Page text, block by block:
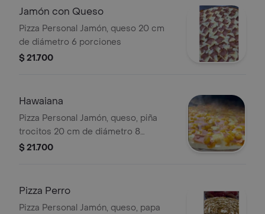
Jamón con Queso
Pizza Personal Jamón, queso 20 cm
de diámetro 6 porciones
$ 21.700
Hawaiana
Pizza Personal Jamón, queso, piña
trocitos 20 cm de diámetro 8
porciones
$ 21.700
Pizza Perro
Pizza Personal Jamón, queso, papa